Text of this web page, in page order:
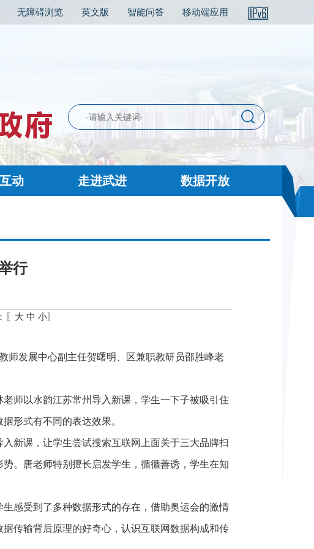
无障碍浏览 英文版 智能问答 移动端应用
动 走进武进 数据开放
行
〖 大 中 小〗
师发展中心副主任贺曙明、区兼职教研员邵胜峰老
师以水韵江苏常州导入新课，学生一下子被吸引住
形式有不同的表达效果。
新课，让学生尝试搜索互联网上面关于三大品牌扫
。唐老师特别擅长启发学生，循循善诱，学生在知
感受到了多种数据形式的存在，借助奥运会的激情
传输背后原理的好奇心，认识互联网数据构成和传